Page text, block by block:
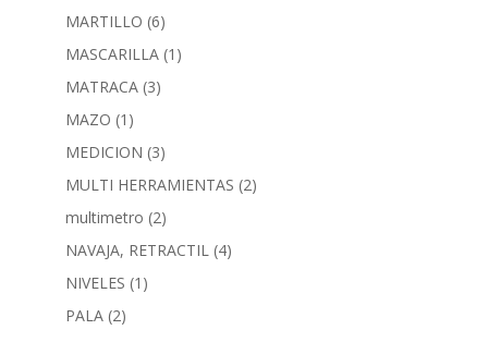
MARTILLO (6)
MASCARILLA (1)
MATRACA (3)
MAZO (1)
MEDICION (3)
MULTI HERRAMIENTAS (2)
multimetro (2)
NAVAJA, RETRACTIL (4)
NIVELES (1)
PALA (2)